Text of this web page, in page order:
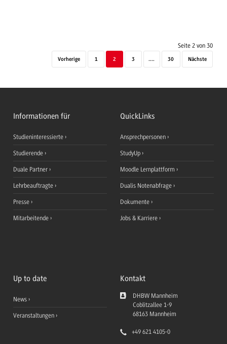
Seite 2 von 30
Vorherige 1 2 3 .... 30 Nächste
Informationen für
Studieninteressierte
Studierende
Duale Partner
Lehrbeauftragte
Presse
Mitarbeitende
QuickLinks
Ansprechpersonen
StudyUp
Moodle Lernplattform
Dualis Notenabfrage
Dokumente
Jobs & Karriere
Up to date
News
Veranstaltungen
Kontakt
DHBW Mannheim
Coblitzallee 1-9
68163 Mannheim
+49 621 4105-0